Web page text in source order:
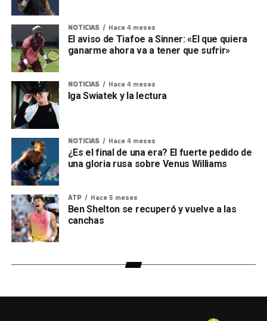
NOTICIAS Hace 4 meses
El aviso de Tiafoe a Sinner: «El que quiera
ganarme ahora va a tener que sufrir»
NOTICIAS Hace 4 meses
Iga Swiatek y la lectura
NOTICIAS Hace 4 meses
¿Es el final de una era? El fuerte pedido de
una gloria rusa sobre Venus Williams
ATP Hace 5 meses
Ben Shelton se recuperó y vuelve a las
canchas